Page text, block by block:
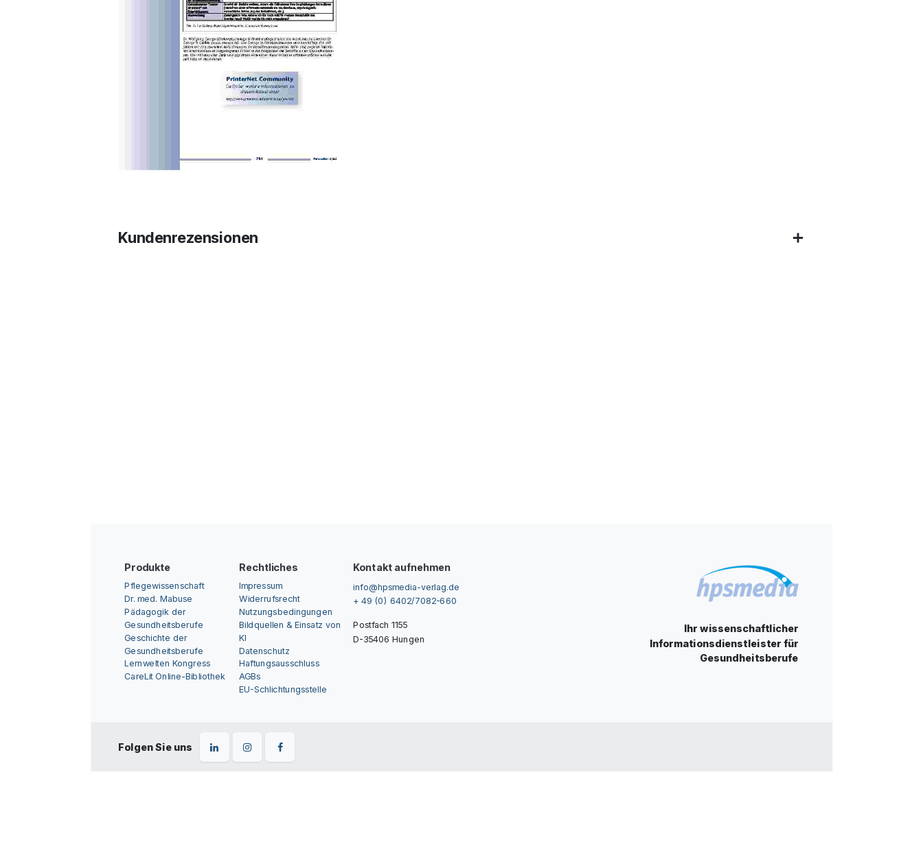
Kundenrezensionen
Produkte
Pflegewissenschaft
Dr. med. Mabuse
Pädagogik der
Gesundheitsberufe
Geschichte der
Gesundheitsberufe
Lernwelten Kongress
CareLit Online-Bibliothek
Rechtliches
Impressum
Widerrufsrecht
Nutzungsbedingungen
Bildquellen & Einsatz von
KI
Datenschutz
Haftungsausschluss
AGBs
EU-Schlichtungsstelle
Kontakt aufnehmen
info@hpsmedia-verlag.de
+ 49 (0) 6402/7082-660
Postfach 1155
D-35406 Hungen
Ihr wissenschaftlicher
Informationsdienstleister für
Gesundheitsberufe
Folgen Sie uns